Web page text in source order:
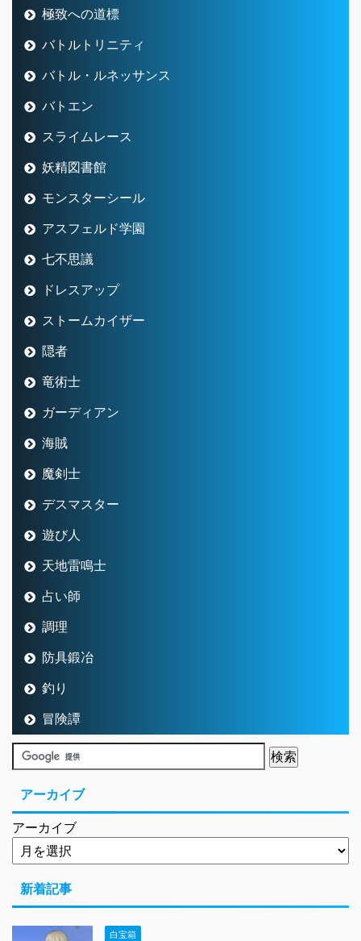
極致への道標
バトルトリニティ
バトル・ルネッサンス
バトエン
スライムレース
妖精図書館
モンスターシール
アスフェルド学園
七不思議
ドレスアップ
ストームカイザー
隠者
竜術士
ガーディアン
海賊
魔剣士
デスマスター
遊び人
天地雷鳴士
占い師
調理
防具鍛冶
釣り
冒険譚
アーカイブ
アーカイブ
新着記事
白宝箱